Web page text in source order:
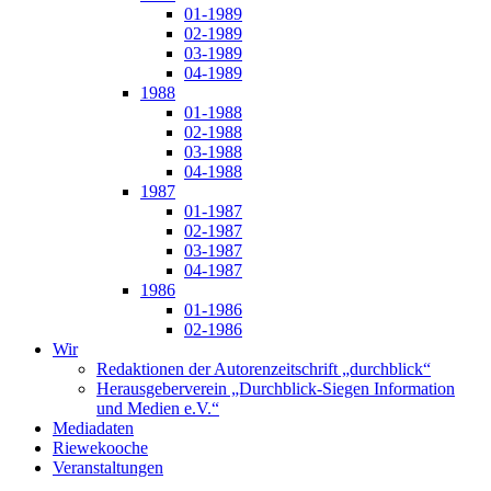
01-1989
02-1989
03-1989
04-1989
1988
01-1988
02-1988
03-1988
04-1988
1987
01-1987
02-1987
03-1987
04-1987
1986
01-1986
02-1986
Wir
Redaktionen der Autorenzeitschrift „durchblick“
Herausgeberverein „Durchblick-Siegen Information
und Medien e.V.“
Mediadaten
Riewekooche
Veranstaltungen